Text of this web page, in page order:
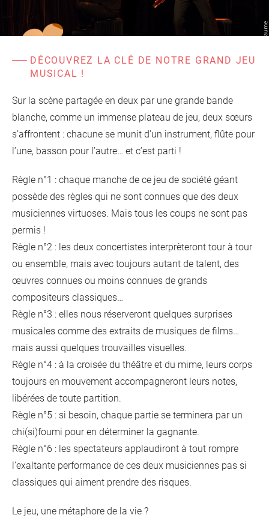
Les Étincelles
d'information
Ressources des spectacles
Livrets pédagogiques
Présentation
Actualités
DÉCOUVREZ LA CLÉ DE NOTRE GRAND JEU
MUSICAL !
Sur la scène partagée en deux par une grande bande
blanche, comme un immense plateau de jeu, deux sœurs
s’affrontent : chacune se munit d’un instrument, flûte pour
l’une, basson pour l’autre… et c’est parti !
Règle n°1 : chaque manche de ce jeu de société géant
possède des règles qui ne sont connues que des deux
musiciennes virtuoses. Mais tous les coups ne sont pas
permis !
Règle n°2 : les deux concertistes interprèteront tour à tour
ou ensemble, mais avec toujours autant de talent, des
œuvres connues ou moins connues de grands
compositeurs classiques…
Règle n°3 : elles nous réserveront quelques surprises
musicales comme des extraits de musiques de films…
mais aussi quelques trouvailles visuelles.
Règle n°4 : à la croisée du théâtre et du mime, leurs corps
toujours en mouvement accompagneront leurs notes,
libérées de toute partition.
Règle n°5 : si besoin, chaque partie se terminera par un
chi(si)foumi pour en déterminer la gagnante.
Règle n°6 : les spectateurs applaudiront à tout rompre
l’exaltante performance de ces deux musiciennes pas si
classiques qui aiment prendre des risques.
Le jeu, une métaphore de la vie ?